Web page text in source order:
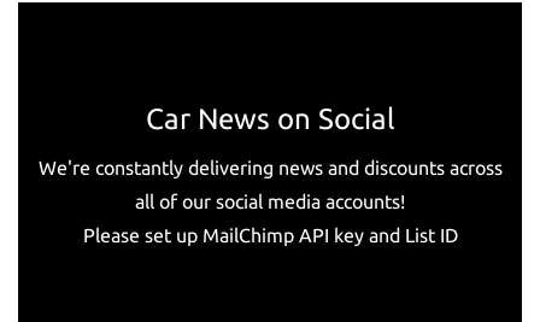
Car News on Social
We're constantly delivering news and discounts across
all of our social media accounts!
Please set up MailChimp API key and List ID